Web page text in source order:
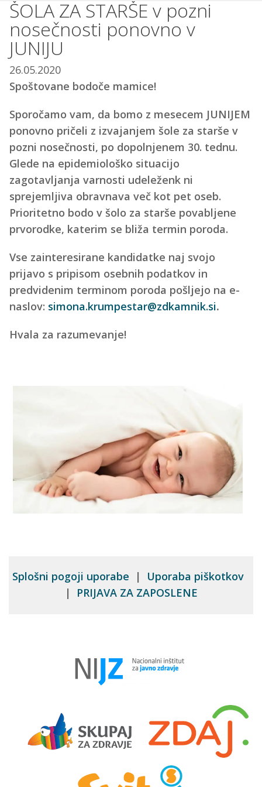
ŠOLA ZA STARŠE v pozni
nosečnosti ponovno v
JUNIJU
26.05.2020
Spoštovane bodoče mamice!
Sporočamo vam, da bomo z mesecem JUNIJEM
ponovno pričeli z izvajanjem šole za starše v
pozni nosečnosti, po dopolnjenem 30. tednu.
Glede na epidemiološko situacijo
zagotavljanja varnosti udeleženk ni
sprejemljiva obravnava več kot pet oseb.
Prioritetno bodo v šolo za starše povabljene
prvorodke, katerim se bliža termin poroda.
Vse zainteresirane kandidatke naj svojo
prijavo s pripisom osebnih podatkov in
predvidenim terminom poroda pošljejo na e-
naslov: simona.krumpestar@zdkamnik.si.
Hvala za razumevanje!
Splošni pogoji uporabe | Uporaba piškotkov
|
PRIJAVA ZA ZAPOSLENE